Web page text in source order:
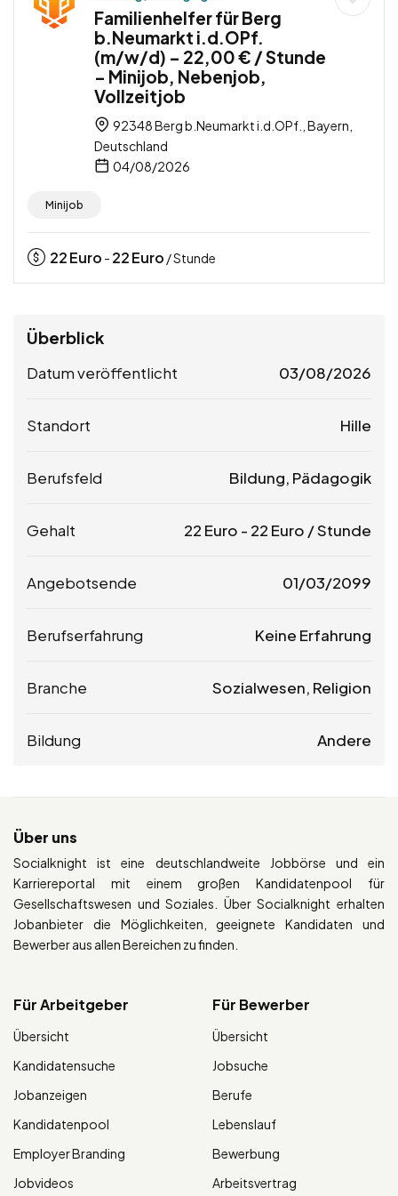
Familienhelfer für Berg
b.Neumarkt i.d.OPf.
(m/w/d) – 22,00 € / Stunde
– Minijob, Nebenjob,
Vollzeitjob
92348 Berg b.Neumarkt i.d.OPf., Bayern,
Deutschland
04/08/2026
Minijob
22Euro - 22Euro / Stunde
Überblick
Datum veröffentlicht 03/08/2026
Standort Hille
Berufsfeld Bildung, Pädagogik
Gehalt 22 Euro - 22 Euro / Stunde
Angebotsende 01/03/2099
Berufserfahrung Keine Erfahrung
Branche Sozialwesen, Religion
Bildung Andere
Über uns
Socialknight ist eine deutschlandweite Jobbörse und ein
Karriereportal mit einem großen Kandidatenpool für
Gesellschaftswesen und Soziales. Über Socialknight erhalten
Jobanbieter die Möglichkeiten, geeignete Kandidaten und
Bewerber aus allen Bereichen zu finden.
Für Arbeitgeber
Übersicht
Kandidatensuche
Jobanzeigen
Kandidatenpool
Employer Branding
Jobvideos
Für Bewerber
Übersicht
Jobsuche
Berufe
Lebenslauf
Bewerbung
Arbeitsvertrag